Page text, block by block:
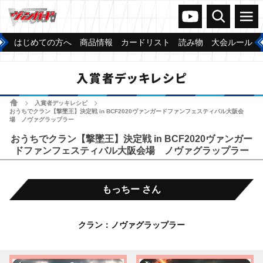
ヴァンガードch
検索 メニュー
はじめての方へ 商品情報 カードリスト 読み物 大会ルール
入賞者デッキレシピ
ホーム 入賞者デッキレシピ
おうちでクラン【撃墜王】決定戦 in BCF2020ヴァンガードファンフェスティバル大阪会
場 ノヴァグラップラー
おうちでクラン【撃墜王】決定戦 in BCF2020ヴァンガー
ドファンフェスティバル大阪会場 ノヴァグラップラー
もっちー さん
クラン：ノヴァグラップラー